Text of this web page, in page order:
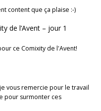
content que ça plaise :-)
de l’Avent – jour 1
ce Comixity de l'Avent!
vous remercie pour le travail
pour surmonter ces